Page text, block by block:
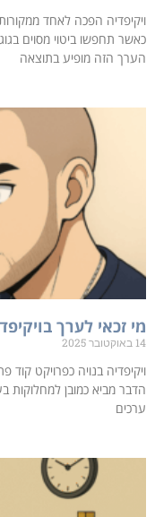
ויקיפדיה הפכה לאחד
כאשר תחפשו ביטוי מסוים
הערך הזה מופיע בתוצאה
מי זכאי לערך
14 באוקטובר 2025
ויקיפדיה בנויה כפרויקט
הדבר מביא כמובן למחלוקות
ערכים